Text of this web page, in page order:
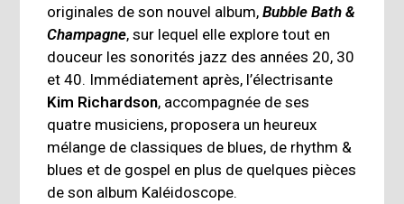
originales de son nouvel album,Bubble Bath &
Champagne, sur lequel elle explore tout en
douceur les sonorités jazz des années 20, 30
et 40. Immédiatement après, l’électrisante
Kim Richardson, accompagnée de ses
quatre musiciens, proposera un heureux
mélange de classiques de blues, de rhythm &
blues et de gospel en plus de quelques pièces
de son album Kaléidoscope.